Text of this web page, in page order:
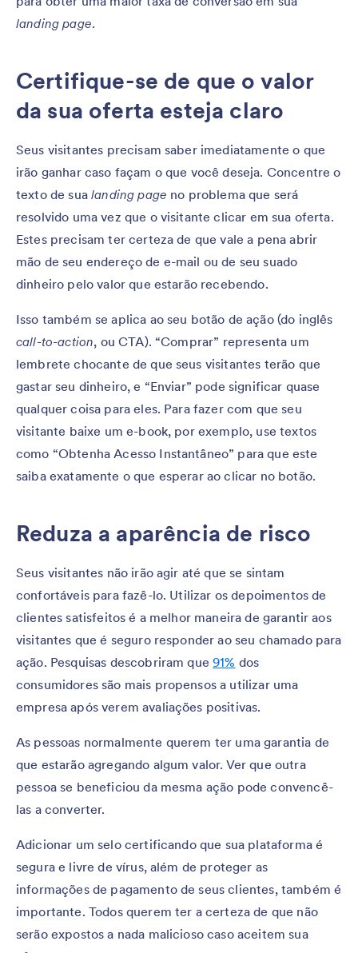
landing page.
Certifique-se de que o valor
da sua oferta esteja claro
Seus visitantes precisam saber imediatamente o que
irão ganhar caso façam o que você deseja. Concentre o
texto de sualanding page no problema que será
resolvido uma vez que o visitante clicar em sua oferta.
Estes precisam ter certeza de que vale a pena abrir
mão de seu endereço de e-mail ou de seu suado
dinheiro pelo valor que estarão recebendo.
Isso também se aplica ao seu botão de ação (do inglês
call-to-action, ou CTA). “Comprar” representa um
lembrete chocante de que seus visitantes terão que
gastar seu dinheiro, e “Enviar” pode significar quase
qualquer coisa para eles. Para fazer com que seu
visitante baixe um e-book, por exemplo, use textos
como “Obtenha Acesso Instantâneo” para que este
saiba exatamente o que esperar ao clicar no botão.
Reduza a aparência de risco
Seus visitantes não irão agir até que se sintam
confortáveis para fazê-lo. Utilizar os depoimentos de
clientes satisfeitos é a melhor maneira de garantir aos
visitantes que é seguro responder ao seu chamado para
ação. Pesquisas descobriram que91% dos
consumidores são mais propensos a utilizar uma
empresa após verem avaliações positivas.
As pessoas normalmente querem ter uma garantia de
que estarão agregando algum valor. Ver que outra
pessoa se beneficiou da mesma ação pode convencê-
las a converter.
Adicionar um selo certificando que sua plataforma é
segura e livre de vírus, além de proteger as
informações de pagamento de seus clientes, também é
importante. Todos querem ter a certeza de que não
serão expostos a nada malicioso caso aceitem sua